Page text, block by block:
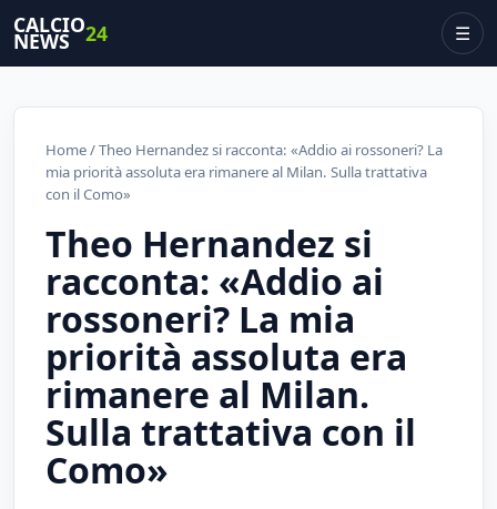
CALCIO
NEWS 24 ☰
Home/ Theo Hernandez si racconta: «Addio ai rossoneri? La
mia priorità assoluta era rimanere al Milan. Sulla trattativa
con il Como»
Theo Hernandez si
racconta: «Addio ai
rossoneri? La mia
priorità assoluta era
rimanere al Milan.
Sulla trattativa con il
Como»